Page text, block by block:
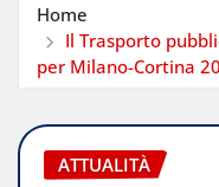
Home
Il Trasporto
per Milano-Cortina
ATTUALITÀ